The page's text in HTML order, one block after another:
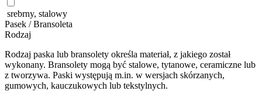
srebrny, stalowy
Pasek / Bransoleta
Rodzaj
Rodzaj paska lub bransolety określa materiał, z jakiego został
wykonany. Bransolety mogą być stalowe, tytanowe, ceramiczne lub
z tworzywa. Paski występują m.in. w wersjach skórzanych,
gumowych, kauczukowych lub tekstylnych.